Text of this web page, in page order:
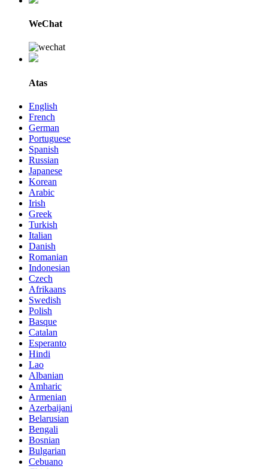
WeChat
Atas
English
French
German
Portuguese
Spanish
Russian
Japanese
Korean
Arabic
Irish
Greek
Turkish
Italian
Danish
Romanian
Indonesian
Czech
Afrikaans
Swedish
Polish
Basque
Catalan
Esperanto
Hindi
Lao
Albanian
Amharic
Armenian
Azerbaijani
Belarusian
Bengali
Bosnian
Bulgarian
Cebuano